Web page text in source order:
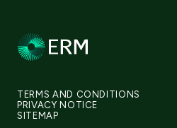
TERMS AND CONDITIONS
PRIVACY NOTICE
SITEMAP